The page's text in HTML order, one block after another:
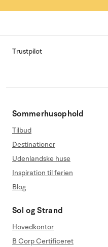
Trustpilot
Sommerhusophold
Tilbud
Destinationer
Udenlandske huse
Inspiration til ferien
Blog
Sol og Strand
Hovedkontor
B Corp Certificeret